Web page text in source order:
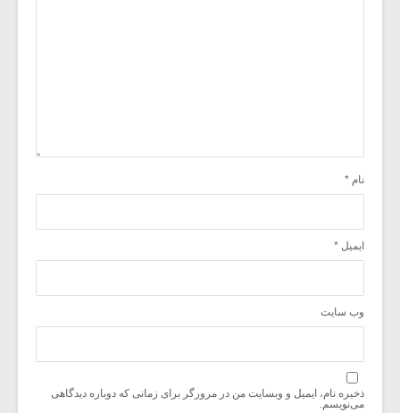
نام *
ایمیل *
وب‌ سایت
ذخیره نام، ایمیل و وبسایت من در مرورگر برای زمانی که دوباره دیدگاهی
می‌نویسم.